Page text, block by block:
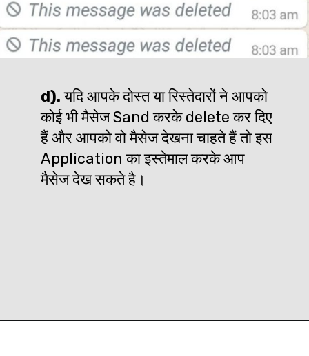
d). यदि आपके दोस्त या रिस्तेदारों ने आपको
कोई भी मैसेज Sand करके delete कर दिए
हैं और आपको वो मैसेज देखना चाहते हैं तो इस
Application का इस्तेमाल करके आप
मैसेज देख सकते है।